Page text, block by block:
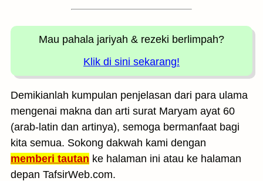
Mau pahala jariyah & rezeki berlimpah?
Klik di sini sekarang!
Demikianlah kumpulan penjelasan dari para ulama
mengenai makna dan arti surat Maryam ayat 60
(arab-latin dan artinya), semoga bermanfaat bagi
kita semua. Sokong dakwah kami dengan
memberi tautan ke halaman ini atau ke halaman
depan TafsirWeb.com.